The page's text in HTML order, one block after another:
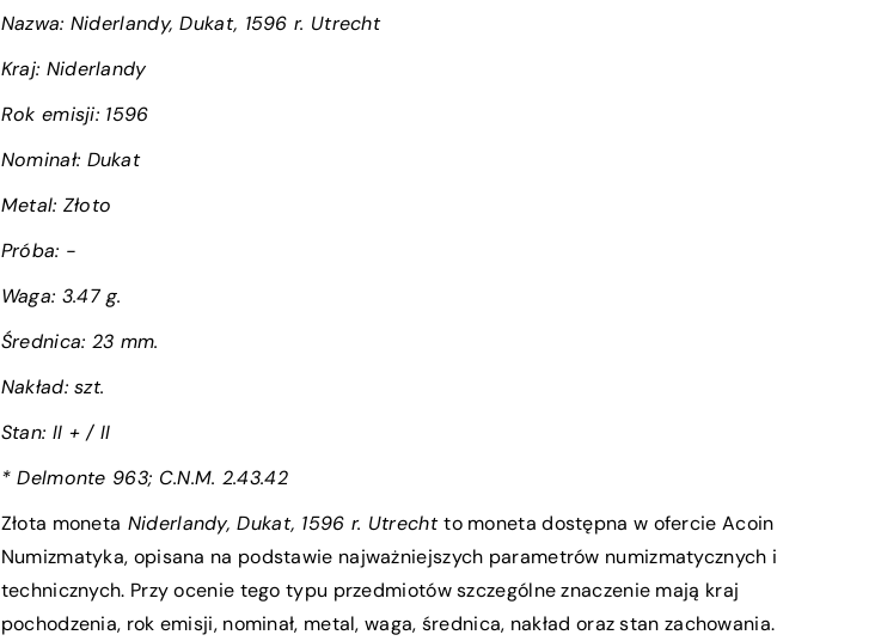
Nazwa: Niderlandy, Dukat, 1596 r. Utrecht
Kraj: Niderlandy
Rok emisji: 1596
Nominał: Dukat
Metal: Złoto
Próba: -
Waga: 3.47 g.
Średnica: 23 mm.
Nakład: szt.
Stan: II + / II
* Delmonte 963; C.N.M. 2.43.42
Złota moneta Niderlandy, Dukat, 1596 r. Utrechtto moneta dostępna w ofercie Acoin
Numizmatyka, opisana na podstawie najważniejszych parametrów numizmatycznych i
technicznych. Przy ocenie tego typu przedmiotów szczególne znaczenie mają kraj
pochodzenia, rok emisji, nominał, metal, waga, średnica, nakład oraz stan zachowania.